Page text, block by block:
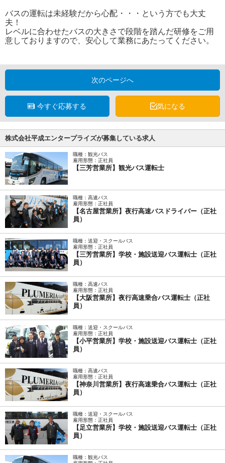
バスの運転は未経験だから心配・・・という方でも大丈
夫！
レベルに合わせたバスの大きさで段階を踏んだ研修をご用
意しておりますので、安心して業務にあたってください。
次のページへ
今すぐ応募する 気になる
株式会社平成エンタープライズが募集している求人
職種：観光バス
雇用形態：正社員
【三芳営業所】観光バス運転士
職種：高速バス
雇用形態：正社員
【名古屋営業所】夜行高速バスドライバー（正社
員）
職種：送迎・スクールバス
雇用形態：正社員
【三芳営業所】学校・施設送迎バス運転士（正社
員）
職種：高速バス
雇用形態：正社員
【大阪営業所】夜行高速乗合バス運転士（正社
員）
職種：送迎・スクールバス
雇用形態：正社員
【小平営業所】学校・施設送迎バス運転士（正社
員）
職種：高速バス
雇用形態：正社員
【神奈川営業所】夜行高速乗合バス運転士（正社
員）
職種：送迎・スクールバス
雇用形態：正社員
【足立営業所】学校・施設送迎バス運転士（正社
員）
職種：観光バス